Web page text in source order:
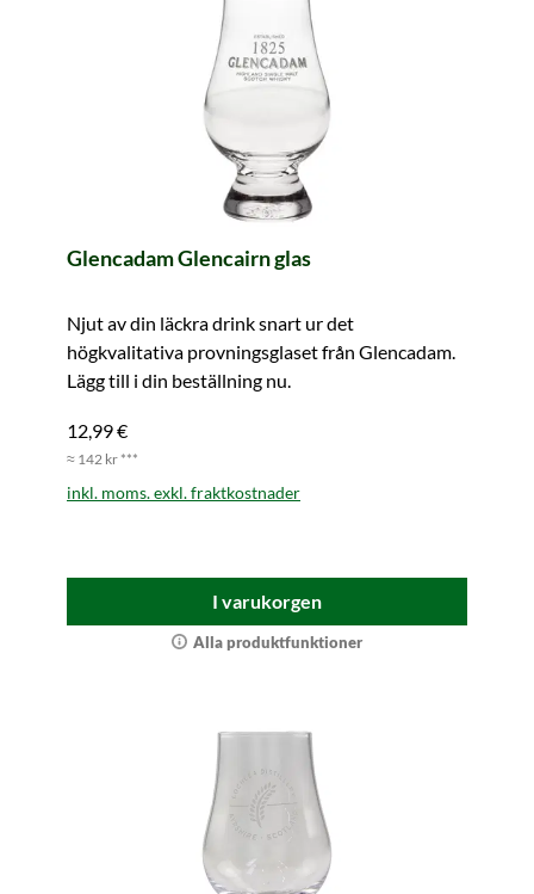
Glencadam Glencairn glas
Njut av din läckra drink snart ur det
högkvalitativa provningsglaset från Glencadam.
Lägg till i din beställning nu.
12,99 €
≈ 142 kr ***
inkl. moms. exkl. fraktkostnader
I varukorgen
Alla produktfunktioner